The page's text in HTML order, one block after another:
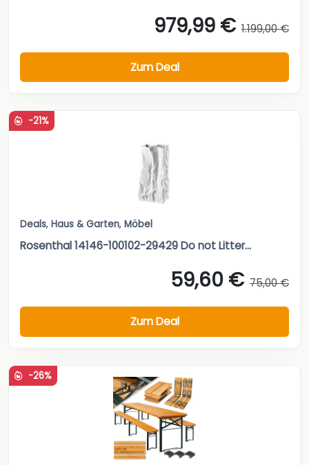
979,99 € 1.199,00 €
Zum Deal
-21%
Deals, Haus & Garten, Möbel
Rosenthal 14146-100102-29429 Do not Litter...
59,60 € 75,00 €
Zum Deal
-26%